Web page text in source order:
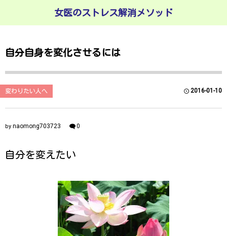
女医のストレス解消メソッド
自分自身を変化させるには
変わりたい人へ 2016-01-10
by naomong703723 0
自分を変えたい